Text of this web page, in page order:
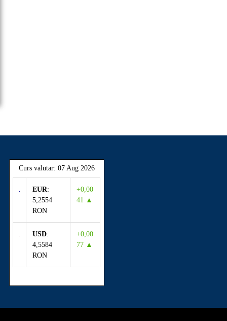
Curs valutar: 07 Aug 2026
EUR:
5,2554
RON
+0,00
41 ▲
USD:
4,5584
RON
+0,00
77 ▲